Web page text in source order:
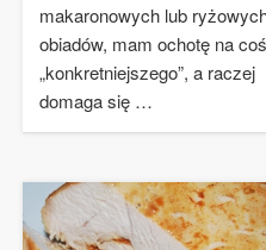
makaronowych lub
obiadów, mam ochotę na
„konkretniejszego”, a raczej
domaga się …